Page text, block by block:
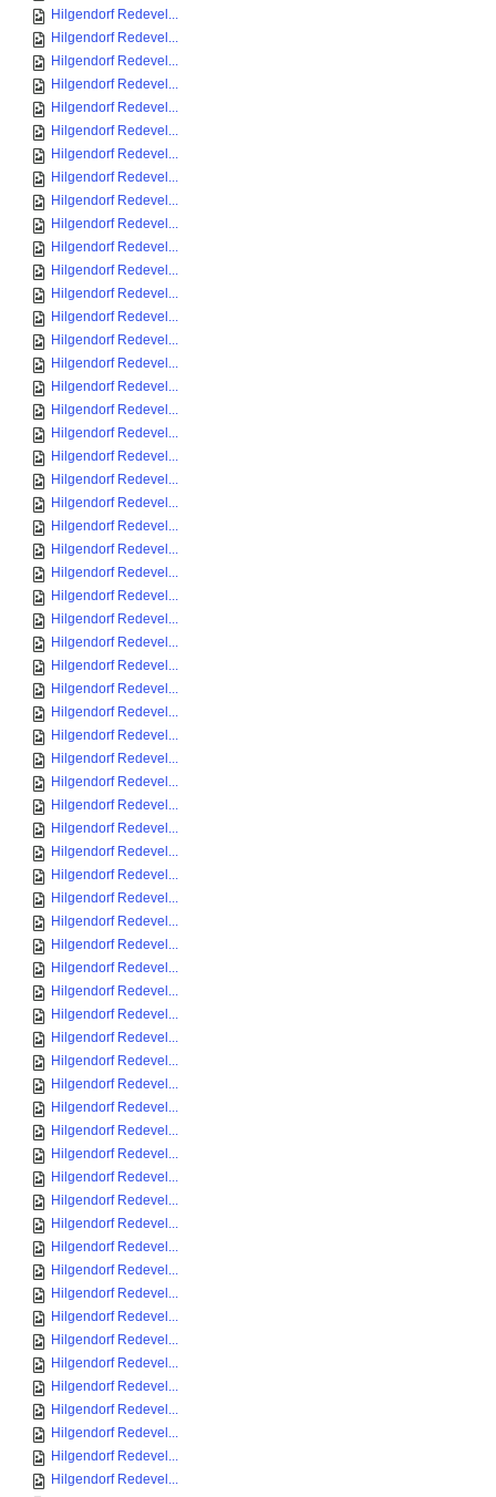
Hilgendorf Redevel...
Hilgendorf Redevel...
Hilgendorf Redevel...
Hilgendorf Redevel...
Hilgendorf Redevel...
Hilgendorf Redevel...
Hilgendorf Redevel...
Hilgendorf Redevel...
Hilgendorf Redevel...
Hilgendorf Redevel...
Hilgendorf Redevel...
Hilgendorf Redevel...
Hilgendorf Redevel...
Hilgendorf Redevel...
Hilgendorf Redevel...
Hilgendorf Redevel...
Hilgendorf Redevel...
Hilgendorf Redevel...
Hilgendorf Redevel...
Hilgendorf Redevel...
Hilgendorf Redevel...
Hilgendorf Redevel...
Hilgendorf Redevel...
Hilgendorf Redevel...
Hilgendorf Redevel...
Hilgendorf Redevel...
Hilgendorf Redevel...
Hilgendorf Redevel...
Hilgendorf Redevel...
Hilgendorf Redevel...
Hilgendorf Redevel...
Hilgendorf Redevel...
Hilgendorf Redevel...
Hilgendorf Redevel...
Hilgendorf Redevel...
Hilgendorf Redevel...
Hilgendorf Redevel...
Hilgendorf Redevel...
Hilgendorf Redevel...
Hilgendorf Redevel...
Hilgendorf Redevel...
Hilgendorf Redevel...
Hilgendorf Redevel...
Hilgendorf Redevel...
Hilgendorf Redevel...
Hilgendorf Redevel...
Hilgendorf Redevel...
Hilgendorf Redevel...
Hilgendorf Redevel...
Hilgendorf Redevel...
Hilgendorf Redevel...
Hilgendorf Redevel...
Hilgendorf Redevel...
Hilgendorf Redevel...
Hilgendorf Redevel...
Hilgendorf Redevel...
Hilgendorf Redevel...
Hilgendorf Redevel...
Hilgendorf Redevel...
Hilgendorf Redevel...
Hilgendorf Redevel...
Hilgendorf Redevel...
Hilgendorf Redevel...
Hilgendorf Redevel...